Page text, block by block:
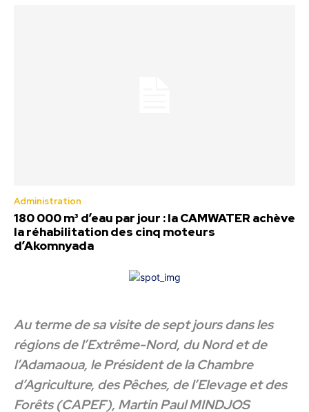
Administration
180 000 m³ d’eau par jour : la CAMWATER achève
la réhabilitation des cinq moteurs
d’Akomnyada
Au terme de sa visite de sept jours dans les
régions de l’Extrême-Nord, du Nord et de
l’Adamaoua, le Président de la Chambre
d’Agriculture, des Pêches, de l’Elevage et des
Forêts (CAPEF), Martin Paul MINDJOS